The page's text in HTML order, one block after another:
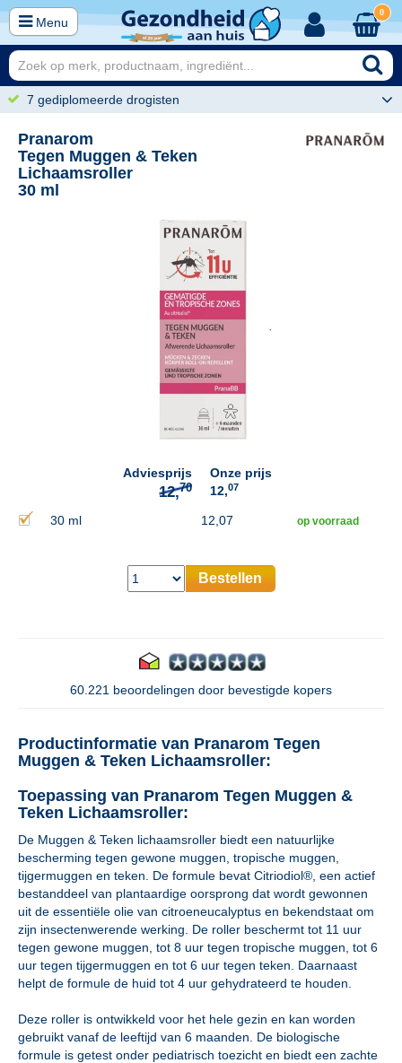
Menu
0
7 gediplomeerde drogisten
Pranarom
Tegen Muggen & Teken
Lichaamsroller
30 ml
Adviesprijs
Onze prijs
12,07
30 ml 12,07 op voorraad
Bestellen
60.221 beoordelingen door bevestigde kopers
Productinformatie van Pranarom Tegen
Muggen & Teken Lichaamsroller:
Toepassing van Pranarom Tegen Muggen &
Teken Lichaamsroller:
De Muggen & Teken lichaamsroller biedt een natuurlijke
bescherming tegen gewone muggen, tropische muggen,
tijgermuggen en teken. De formule bevat Citriodiol®, een actief
bestanddeel van plantaardige oorsprong dat wordt gewonnen
uit de essentiële olie van citroeneucalyptus en bekendstaat om
zijn insectenwerende werking. De roller beschermt tot 11 uur
tegen gewone muggen, tot 8 uur tegen tropische muggen, tot 6
uur tegen tijgermuggen en tot 6 uur tegen teken. Daarnaast
helpt de formule de huid tot 4 uur gehydrateerd te houden.
Deze roller is ontwikkeld voor het hele gezin en kan worden
gebruikt vanaf de leeftijd van 6 maanden. De biologische
formule is getest onder pediatrisch toezicht en biedt een zachte